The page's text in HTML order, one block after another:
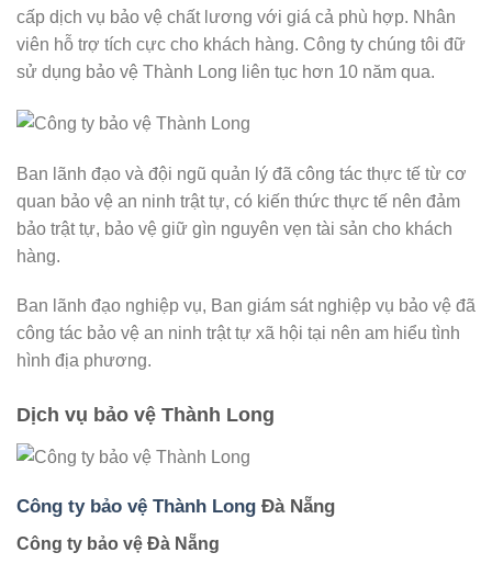
cấp dịch vụ bảo vệ chất lương với giá cả phù hợp. Nhân
viên hỗ trợ tích cực cho khách hàng. Công ty chúng tôi đữ
sử dụng bảo vệ Thành Long liên tục hơn 10 năm qua.
Ban lãnh đạo và đội ngũ quản lý đã công tác thực tế từ cơ
quan bảo vệ an ninh trật tự, có kiến thức thực tế nên đảm
bảo trật tự, bảo vệ giữ gìn nguyên vẹn tài sản cho khách
hàng.
Ban lãnh đạo nghiệp vụ, Ban giám sát nghiệp vụ bảo vệ đã
công tác bảo vệ an ninh trật tự xã hội tại nên am hiểu tình
hình địa phương.
Dịch vụ bảo vệ Thành Long
Công ty bảo vệ Thành Long Đà Nẵng
Công ty bảo vệ Đà Nẵng